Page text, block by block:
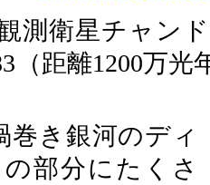
測衛星チャン
（距離1200万光
巻き銀河のディ
部分にたくさ